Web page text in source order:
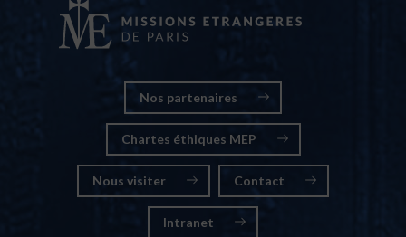
Nos partenaires
Chartes éthiques MEP
Nous visiter Contact
Intranet